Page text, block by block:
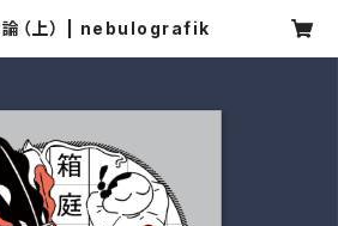
論（上） | nebulografik